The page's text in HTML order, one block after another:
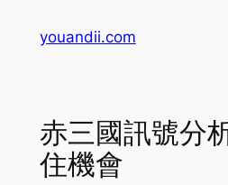
youandii.com
赤三國訊號分
住機會